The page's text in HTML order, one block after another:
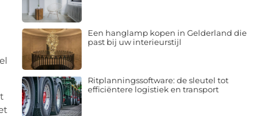
Een hanglamp kopen in Gelderland die
past bij uw interieurstijl
Ritplanningssoftware: de sleutel tot
efficiëntere logistiek en transport